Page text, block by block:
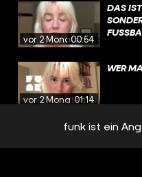
vor 2 Monaten
00:54
DAS
vor 2 Monaten01:14
WER
funk ist ein